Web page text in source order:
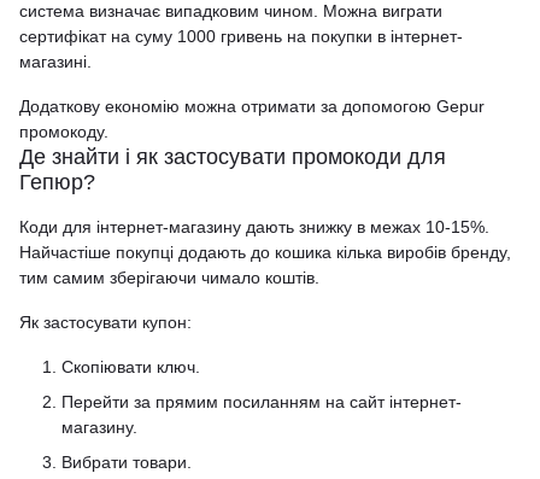
система визначає випадковим чином. Можна виграти
сертифікат на суму 1000 гривень на покупки в інтернет-
магазині.
Додаткову економію можна отримати за допомогою Gepur
промокоду.
Де знайти і як застосувати промокоди для
Гепюр?
Коди для інтернет-магазину дають знижку в межах 10-15%.
Найчастіше покупці додають до кошика кілька виробів бренду,
тим самим зберігаючи чимало коштів.
Як застосувати купон:
Скопіювати ключ.
Перейти за прямим посиланням на сайт інтернет-
магазину.
Вибрати товари.